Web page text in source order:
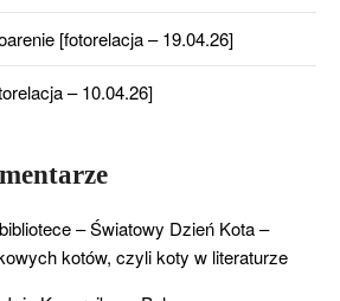
[fotorelacja – 19.04.26]
– 10.04.26]
– Światowy Dzień Kota –
kotów, czyli koty w literaturze